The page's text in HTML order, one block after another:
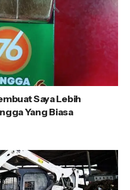
Saya Lebih
Yang Biasa